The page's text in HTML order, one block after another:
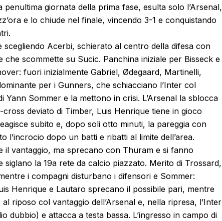
giornata della prima fase, esulta solo l’Arsenal,
e lo chiude nel finale, vincendo 3-1 e conquistando
Acerbi, schierato al centro della difesa con
scommette su Sucic. Panchina iniziale per Bisseck e
fuori inizialmente Gabriel, Ødegaard, Martinelli,
per i Gunners, che schiacciano l’Inter col
Sommer e la mettono in crisi. L’Arsenal la sblocca
deviato di Timber, Luis Henrique tiene in gioco
subito e, dopo soli otto minuti, la pareggia con
dopo un batti e ribatti al limite dell’area.
vantaggio, ma sprecano con Thuram e si fanno
la 19a rete da calcio piazzato. Merito di Trossard,
i compagni disturbano i difensori e Sommer:
Henrique e Lautaro sprecano il possibile pari, mentre
riposo col vantaggio dell’Arsenal e, nella ripresa, l’Inter
dubbio) e attacca a testa bassa. L’ingresso in campo di